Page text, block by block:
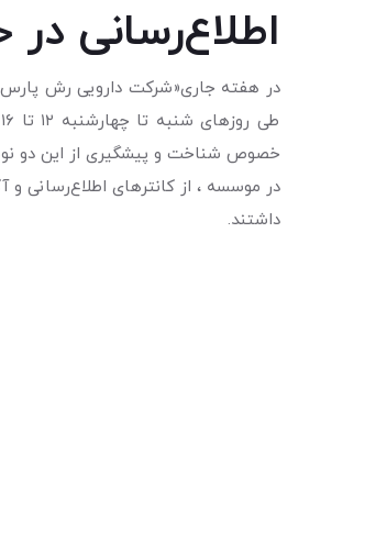
اطلاع‌رسانی
در هفته جاری«شرکت دارویی رش
داشتند.